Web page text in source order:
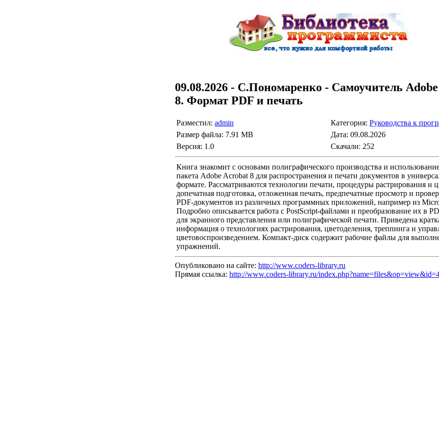
09.08.2026 - С.Пономаренко - Самоучитель
8. Формат PDF и печать
Разместил: admin Категория: Руководства к
Размер файла: 7.91 MB
Дата: 09.08.2026
Версия: 1.0
Скачали: 252
Книга знакомит с основами полиграфического производства и
пакета Adobe Acrobat 8 для распространения и печати документов в
формате. Рассматриваются технологии печати, процедуры растрирования и
допечатная подготовка, отложенная печать, предпечатные просмотр и
PDF-документов из различных программных приложений, например из
Подробно описывается работа с PostScript-файлами и преобразование их в
для экранного представления или полиграфической печати. Приведена
информация о технологиях растрирования, цветоделения, треппинга и
цветовоспроизведением. Компакт-диск содержит рабочие файлы для
упражнений.
Опубликовано на сайте: http://www.coders-library.ru
Прямая ссылка: http://www.coders-library.ru/